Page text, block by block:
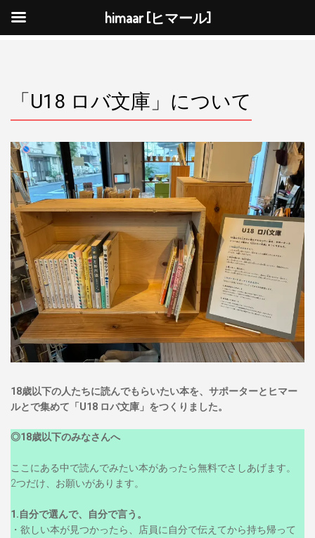
ゲ
「U18 ロバ文庫」について
18歳以下の人たちに読んでもらいたい本を、サポーターとヒマー
ルとで集めて「U18 ロバ文庫」をつくりました。
◎18歳以下のみなさんへ
ここにある中で読んでみたい本があったら無料でさしあげます。
2つだけ、お願いがあります。
1.自分で選んで、自分で言う。
・欲しい本が見つかったら、店員に自分で伝えてから持ち帰って
himaar [ヒマール]